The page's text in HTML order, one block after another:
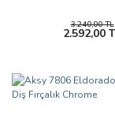
3.240,00 TL
2.592,00